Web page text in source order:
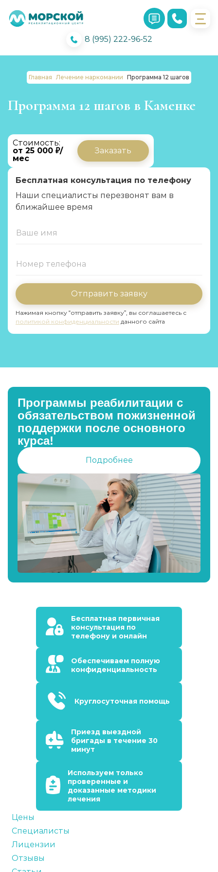
8 (995) 222-96-52
Главная Лечение наркомании Программа 12 шагов
Программа 12 шагов в Каменке
Стоимость:
от 25 000 ₽/
мес
Заказать
Бесплатная консультация по телефону
Наши специалисты перезвонят вам в
ближайшее время
Отправить заявку
Нажимая кнопку “отправить заявку”, вы соглашаетесь с
политикой конфиденциальности данного сайта
Программы реабилитации с
обязательством пожизненной
поддержки после основного
курса!
Подробнее
Бесплатная первичная
консультация по
телефону и онлайн
Обеспечиваем полную
конфиденциальность
Круглосуточная помощь
Приезд выездной
бригады в течение 30
минут
Используем только
проверенные и
доказанные методики
лечения
Цены
Специалисты
Лицензии
Отзывы